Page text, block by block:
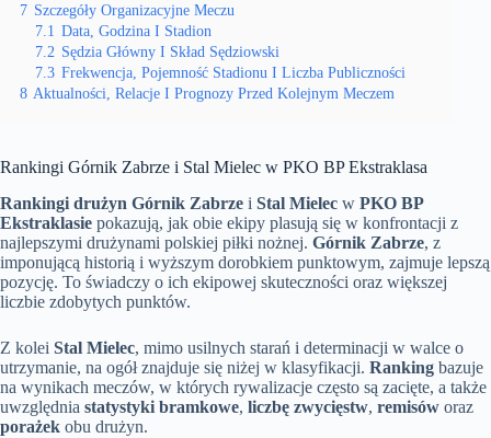
7 Szczegóły Organizacyjne Meczu
7.1 Data, Godzina I Stadion
7.2 Sędzia Główny I Skład Sędziowski
7.3 Frekwencja, Pojemność Stadionu I Liczba Publiczności
8 Aktualności, Relacje I Prognozy Przed Kolejnym Meczem
Rankingi Górnik Zabrze i Stal Mielec w PKO BP Ekstraklasa
Rankingi drużyn Górnik Zabrze i Stal Mielec w PKO BP
Ekstraklasie pokazują, jak obie ekipy plasują się w konfrontacji z
najlepszymi drużynami polskiej piłki nożnej. Górnik Zabrze, z
imponującą historią i wyższym dorobkiem punktowym, zajmuje lepszą
pozycję. To świadczy o ich ekipowej skuteczności oraz większej
liczbie zdobytych punktów.
Z kolei Stal Mielec, mimo usilnych starań i determinacji w walce o
utrzymanie, na ogół znajduje się niżej w klasyfikacji. Ranking bazuje
na wynikach meczów, w których rywalizacje często są zacięte, a także
uwzględnia statystyki bramkowe, liczbę zwycięstw, remisów oraz
porażek obu drużyn.